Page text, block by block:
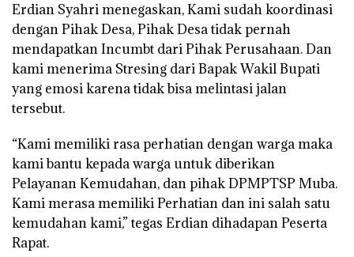
Erdian Syahri menegaskan, Kami sudah koordinasi
dengan Pihak Desa, Pihak Desa tidak pernah
mendapatkan Incumbt dari Pihak Perusahaan. Dan
kami menerima Stresing dari Bapak Wakil Bupati
yang emosi karena tidak bisa melintasi jalan
tersebut.
“Kami memiliki rasa perhatian dengan warga maka
kami bantu kepada warga untuk diberikan
Pelayanan Kemudahan, dan pihak DPMPTSP Muba.
Kami merasa memiliki Perhatian dan ini salah satu
kemudahan kami,” tegas Erdian dihadapan Peserta
Rapat.